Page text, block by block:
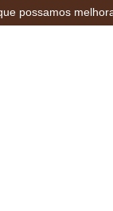
possamos